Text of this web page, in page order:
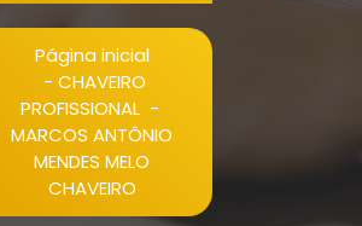
Página inicial
- CHAVEIRO
PROFISSIONAL-
MARCOS ANTÔNIO
MENDES MELO
CHAVEIRO